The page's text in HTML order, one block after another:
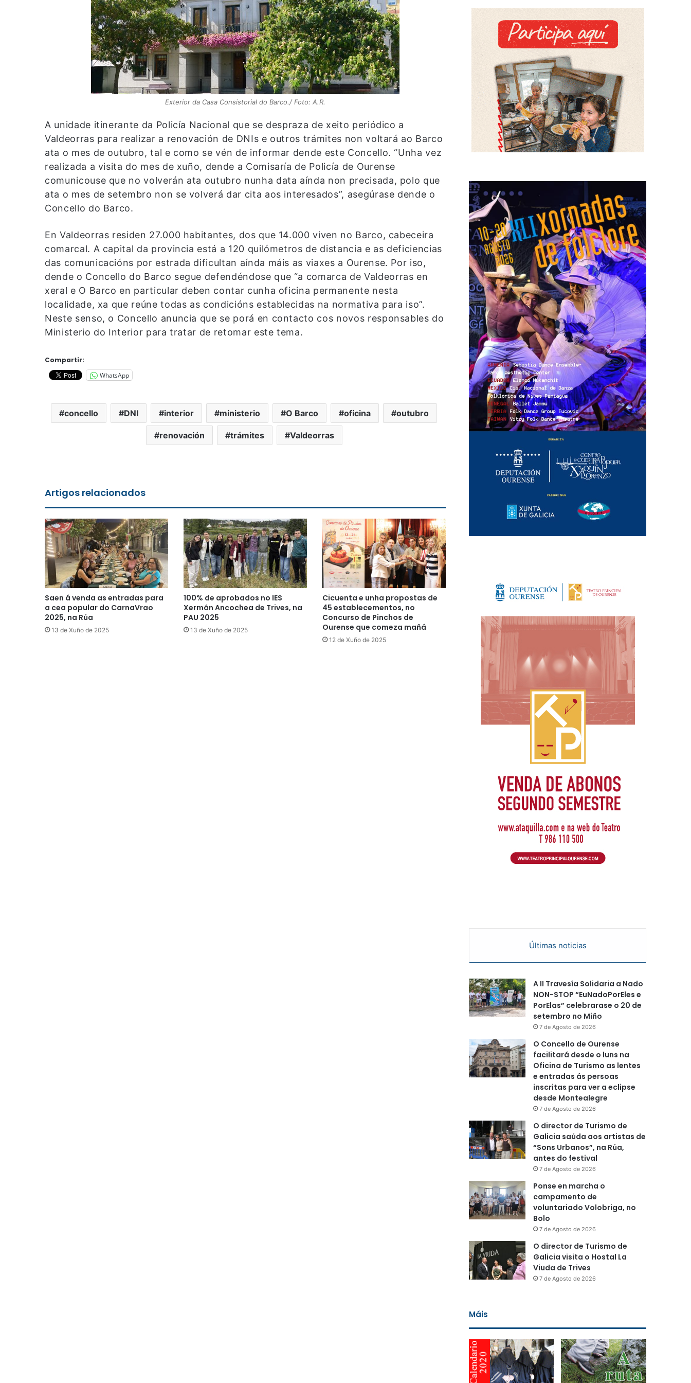
Exterior da Casa Consistorial do Barco./ Foto: A.R.
A unidade itinerante da Policía Nacional que se despraza de xeito periódico a
Valdeorras para realizar a renovación de DNIs e outros trámites non voltará ao Barco
ata o mes de outubro, tal e como se vén de informar dende este Concello. “Unha vez
realizada a visita do mes de xuño, dende a Comisaría de Policía de Ourense
comunicouse que no volverán ata outubro nunha data aínda non precisada, polo que
ata o mes de setembro non se volverá dar cita aos interesados”, asegúrase dende o
Concello do Barco.
En Valdeorras residen 27.000 habitantes, dos que 14.000 viven no Barco, cabeceira
comarcal. A capital da provincia está a 120 quilómetros de distancia e as deficiencias
das comunicacións por estrada dificultan aínda máis as viaxes a Ourense. Por iso,
dende o Concello do Barco segue defendéndose que “a comarca de Valdeorras en
xeral e O Barco en particular deben contar cunha oficina permanente nesta
localidade, xa que reúne todas as condicións establecidas na normativa para iso”.
Neste senso, o Concello anuncia que se porá en contacto cos novos responsables do
Ministerio do Interior para tratar de retomar este tema.
Compartir:
WhatsApp
concello DNI interior ministerio O Barco oficina outubro
renovación trámites Valdeorras
Artigos relacionados
Saen á venda as entradas para
a cea popular do CarnaVrao
2025, na Rúa
13 de Xuño de 2025
100% de aprobados no IES
Xermán Ancochea de Trives, na
PAU 2025
13 de Xuño de 2025
Cicuenta e unha propostas de
45 establecementos, no
Concurso de Pinchos de
Ourense que comeza mañá
12 de Xuño de 2025
Últimas noticias
A II Travesía Solidaria a Nado
NON-STOP “EuNadoPorEles e
PorElas” celebrarase o 20 de
setembro no Miño
7 de Agosto de 2026
O Concello de Ourense
facilitará desde o luns na
Oficina de Turismo as lentes
e entradas ás persoas
inscritas para ver a eclipse
desde Montealegre
7 de Agosto de 2026
O director de Turismo de
Galicia saúda aos artistas de
“Sons Urbanos”, na Rúa,
antes do festival
7 de Agosto de 2026
Ponse en marcha o
campamento de
voluntariado Volobriga, no
Bolo
7 de Agosto de 2026
O director de Turismo de
Galicia visita o Hostal La
Viuda de Trives
7 de Agosto de 2026
Máis